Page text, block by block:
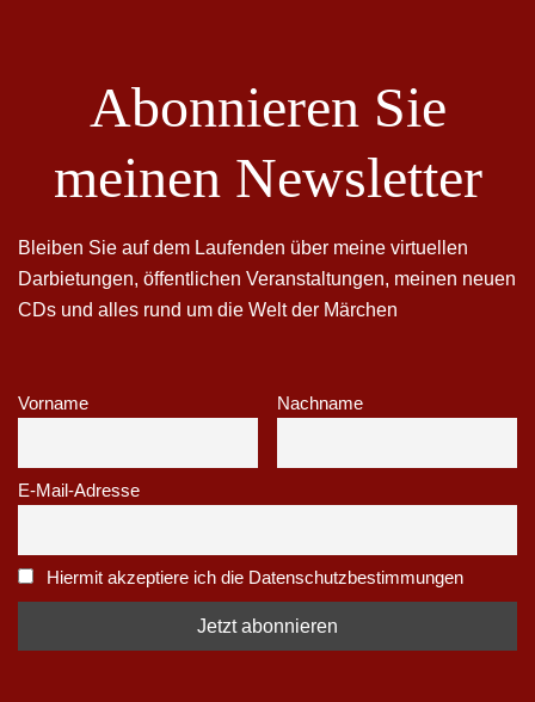
Abonnieren Sie
meinen Newsletter
Bleiben Sie auf dem Laufenden über meine virtuellen
Darbietungen, öffentlichen Veranstaltungen, meinen neuen
CDs und alles rund um die Welt der Märchen
Vorname Nachname
E-Mail-Adresse
Hiermit akzeptiere ich die Datenschutzbestimmungen